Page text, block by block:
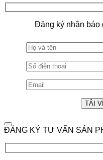
Đăng ký nhận báo
ĐĂNG KÝ TƯ VẤN SẢN